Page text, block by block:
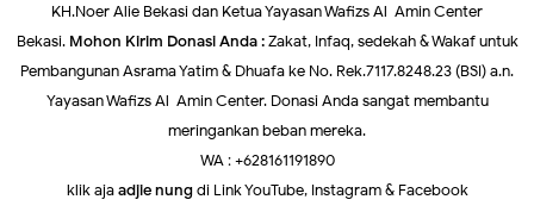
KH.Noer Alie Bekasi dan Ketua Yayasan Wafizs Al-Amin Center
Bekasi. Mohon Kirim Donasi Anda :Zakat, Infaq, sedekah & Wakaf untuk
Pembangunan Asrama Yatim & Dhuafa ke No. Rek.7117.8248.23 (BSI) a.n.
Yayasan Wafizs Al-Amin Center. Donasi Anda sangat membantu
meringankan beban mereka.
WA : +628161191890
klik ajaadjie nungdi Link YouTube, Instagram & Facebook